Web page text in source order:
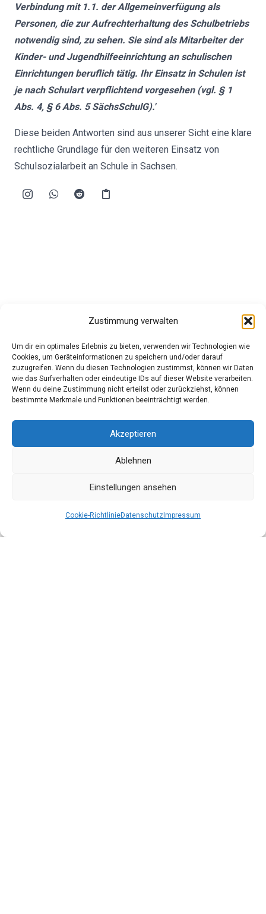
Zustimmung verwalten
Um dir ein optimales Erlebnis zu bieten, verwenden wir Technologien wie
Cookies, um Geräteinformationen zu speichern und/oder darauf
zuzugreifen. Wenn du diesen Technologien zustimmst, können wir Daten
wie das Surfverhalten oder eindeutige IDs auf dieser Website verarbeiten.
Wenn du deine Zustimmung nicht erteilst oder zurückziehst, können
bestimmte Merkmale und Funktionen beeinträchtigt werden.
Akzeptieren
Ablehnen
Einstellungen ansehen
Cookie-RichtlinieDatenschutz Impressum
Verbindung mit 1.1. der Allgemeinverfügung als
Personen, die zur Aufrechterhaltung des Schulbetriebs
notwendig sind, zu sehen. Sie sind als Mitarbeiter der
Kinder- und Jugendhilfeeinrichtung an schulischen
Einrichtungen beruflich tätig. Ihr Einsatz in Schulen ist
je nach Schulart verpflichtend vorgesehen (vgl. § 1
Abs. 4, § 6 Abs. 5 SächsSchulG).'
Diese beiden Antworten sind aus unserer Sicht eine klare
rechtliche Grundlage für den weiteren Einsatz von
Schulsozialarbeit an Schule in Sachsen.